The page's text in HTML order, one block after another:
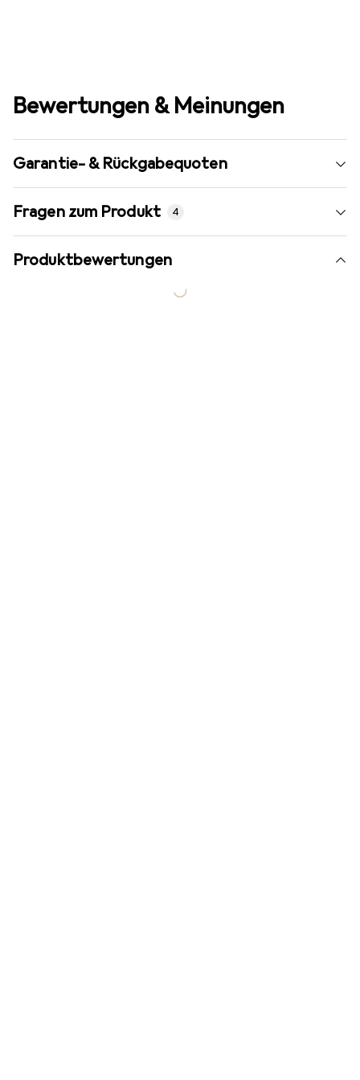
Bewertungen & Meinungen
Garantie- & Rückgabequoten
Fragen zum Produkt 4
Produktbewertungen